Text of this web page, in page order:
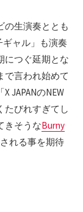
の生演奏ととも
ャル」も演奏
につぐ延期とな
で言われ始めて
JAPANのNEW
たびれすぎてし
きそうなBurny
れる事を期待